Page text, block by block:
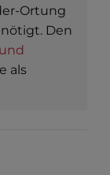
Ortung
Den
als